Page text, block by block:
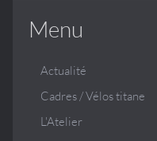
Menu
Actualité
Cadres / Vélos titane
L'Atelier